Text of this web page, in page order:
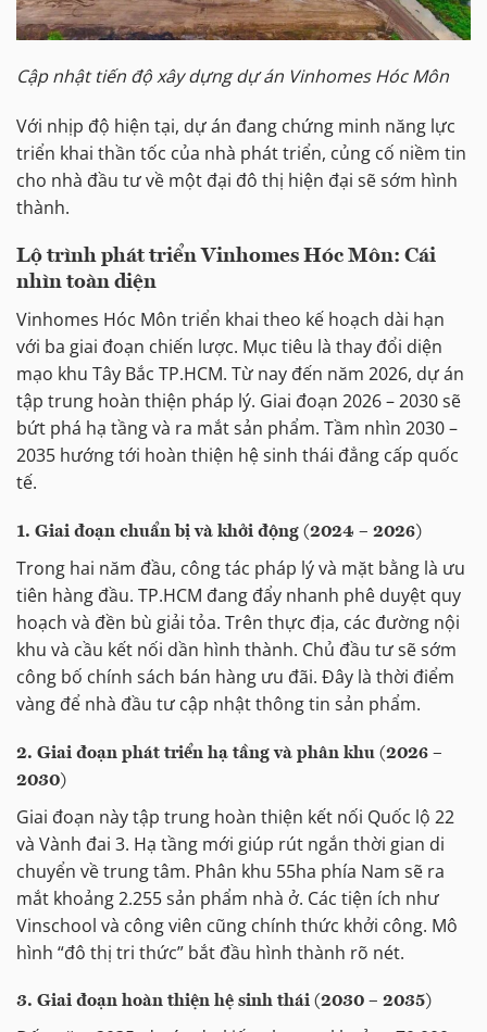
Cập nhật tiến độ xây dựng dự án Vinhomes Hóc Môn
Với nhịp độ hiện tại, dự án đang chứng minh năng lực
triển khai thần tốc của nhà phát triển, củng cố niềm tin
cho nhà đầu tư về một đại đô thị hiện đại sẽ sớm hình
thành.
Lộ trình phát triển Vinhomes Hóc Môn: Cái
nhìn toàn diện
Vinhomes Hóc Môn triển khai theo kế hoạch dài hạn
với ba giai đoạn chiến lược. Mục tiêu là thay đổi diện
mạo khu Tây Bắc TP.HCM. Từ nay đến năm 2026, dự án
tập trung hoàn thiện pháp lý. Giai đoạn 2026 – 2030 sẽ
bứt phá hạ tầng và ra mắt sản phẩm. Tầm nhìn 2030 –
2035 hướng tới hoàn thiện hệ sinh thái đẳng cấp quốc
tế.
1. Giai đoạn chuẩn bị và khởi động (2024 – 2026)
Trong hai năm đầu, công tác pháp lý và mặt bằng là ưu
tiên hàng đầu. TP.HCM đang đẩy nhanh phê duyệt quy
hoạch và đền bù giải tỏa. Trên thực địa, các đường nội
khu và cầu kết nối dần hình thành. Chủ đầu tư sẽ sớm
công bố chính sách bán hàng ưu đãi. Đây là thời điểm
vàng để nhà đầu tư cập nhật thông tin sản phẩm.
2. Giai đoạn phát triển hạ tầng và phân khu (2026 –
2030)
Giai đoạn này tập trung hoàn thiện kết nối Quốc lộ 22
và Vành đai 3. Hạ tầng mới giúp rút ngắn thời gian di
chuyển về trung tâm. Phân khu 55ha phía Nam sẽ ra
mắt khoảng 2.255 sản phẩm nhà ở. Các tiện ích như
Vinschool và công viên cũng chính thức khởi công. Mô
hình “đô thị tri thức” bắt đầu hình thành rõ nét.
3. Giai đoạn hoàn thiện hệ sinh thái (2030 – 2035)